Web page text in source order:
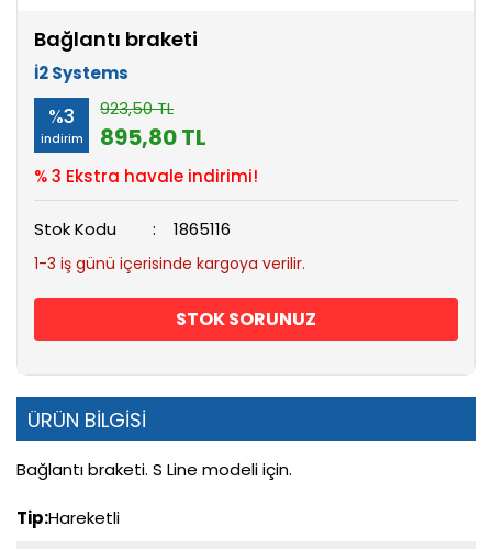
Bağlantı braketi
İ2 Systems
%3
indirim
923,50 TL
895,80 TL
% 3 Ekstra havale indirimi!
Stok Kodu 1865116
1-3 iş günü içerisinde kargoya verilir.
STOK SORUNUZ
ÜRÜN BİLGİSİ
Bağlantı braketi. S Line modeli için.
Tip:Hareketli